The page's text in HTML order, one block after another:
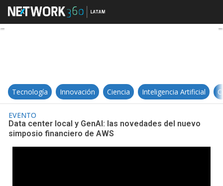
Data center local y GenAI: las
Tecnología Innovación Ciencia Inteligencia Artificial
EVENTO
Data center local y GenAI: las novedades del nuevo
simposio financiero de AWS